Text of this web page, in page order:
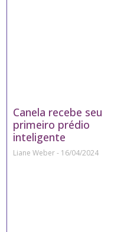
Canela recebe seu
primeiro prédio
inteligente
Liane Weber 16/04/2024